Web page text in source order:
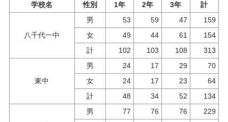
学校名 性別 1年 2年 3年 計
八千代一中
男 53 59 47
159
女
49 44 61
154
計
102 103 108 313
東中
男 24 17 29
70
女
24 17 23
64
計
48 34 52 134
男 77 76 76
229